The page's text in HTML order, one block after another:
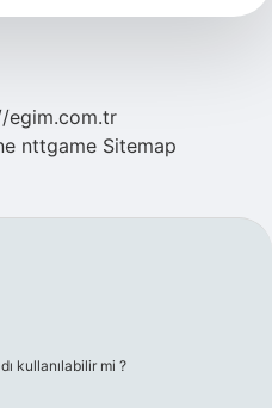
egim.com.tr
nttgame Sitemap
kullanılabilir mi ?